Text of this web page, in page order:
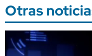
Otras